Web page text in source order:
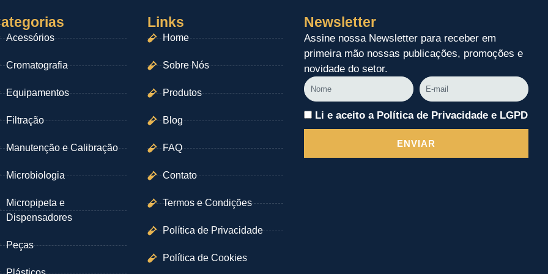
Acessórios
Cromatografia
Equipamentos
Filtração
Manutenção e Calibração
Microbiologia
Micropipeta e
Dispensadores
Peças
Links
Home
Sobre Nós
Produtos
Blog
FAQ
Contato
Termos e Condições
Política de Privacidade
Política de Cookies
Newsletter
Assine nossa Newsletter para receber em
primeira mão nossas publicações, promoções e
novidade do setor.
Nome
E-
mail
Li e aceito a Política de Privacidade e LGPD
ENVIAR